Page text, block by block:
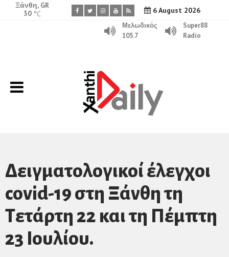
6 August 2026
Ξάνθη, GR
30 °C
Μελωδικός
105.7
Super88
Radio
Δειγματολογικοί έλεγχοι
covid-19 στη Ξάνθη τη
Τετάρτη 22 και τη Πέμπτη
23 Ιουλίου.